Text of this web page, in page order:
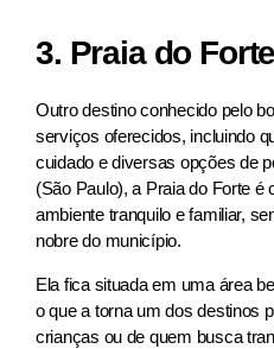
3. Praia do
Outro destino conhecido pelo
serviços oferecidos, incluindo
cuidado e diversas opções de
(São Paulo)​, a Praia do Forte é
ambiente tranquilo e familiar,
nobre do município.
Ela fica situada em uma área
o que a torna um dos destinos
crianças ou de quem busca